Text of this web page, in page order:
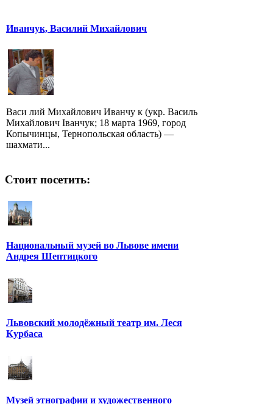
Иванчук, Василий Михайлович
Васи лий Михайлович Иванчу к (укр. Василь
Михайлович Іванчук; 18 марта 1969, город
Копычинцы, Тернопольская область) —
шахмати...
Стоит посетить:
Национальный музей во Львове имени
Андрея Шептицкого
Львовский молодёжный театр им. Леся
Курбаса
Музей этнографии и художественного